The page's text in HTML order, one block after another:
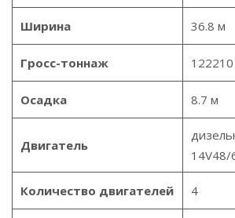
Ширина 36.8 м
Гросс-тоннаж
Осадка 8.7 м
Двигатель
14V48/
Количество двигателей 4